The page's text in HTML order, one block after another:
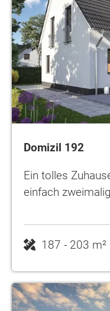
Domizil 192
Ein tolles
einfach zweimalig
187 - 203 m²